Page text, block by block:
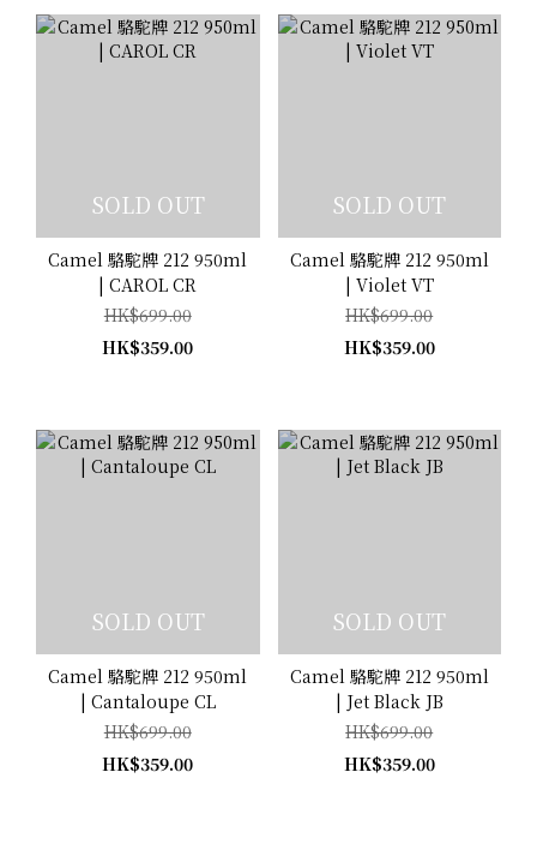
SOLD OUT
Camel 駱駝牌 212 950ml
| CAROL CR
HK$699.00
HK$359.00
SOLD OUT
Camel 駱駝牌 212 950ml
| Violet VT
HK$699.00
HK$359.00
SOLD OUT
Camel 駱駝牌 212 950ml
| Cantaloupe CL
HK$699.00
HK$359.00
SOLD OUT
Camel 駱駝牌 212 950ml
| Jet Black JB
HK$699.00
HK$359.00